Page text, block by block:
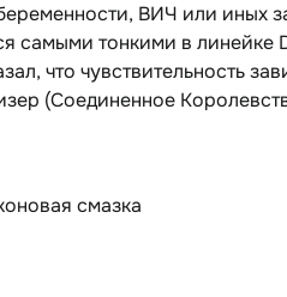
ВИЧ или иных
самыми тонкими в
что чувствительность
(Соединенное
смазка